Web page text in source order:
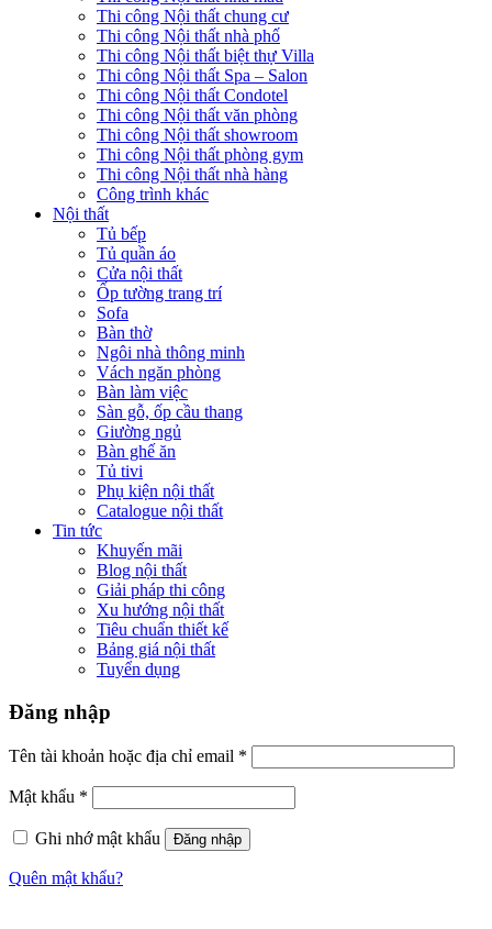
Thi công Nội thất chung cư
Thi công Nội thất nhà phố
Thi công Nội thất biệt thự Villa
Thi công Nội thất Spa – Salon
Thi công Nội thất Condotel
Thi công Nội thất văn phòng
Thi công Nội thất showroom
Thi công Nội thất phòng gym
Thi công Nội thất nhà hàng
Công trình khác
Nội thất
Tủ bếp
Tủ quần áo
Cửa nội thất
Ốp tường trang trí
Sofa
Bàn thờ
Ngôi nhà thông minh
Vách ngăn phòng
Bàn làm việc
Sàn gỗ, ốp cầu thang
Giường ngủ
Bàn ghế ăn
Tủ tivi
Phụ kiện nội thất
Catalogue nội thất
Tin tức
Khuyến mãi
Blog nội thất
Giải pháp thi công
Xu hướng nội thất
Tiêu chuẩn thiết kế
Bảng giá nội thất
Tuyển dụng
Đăng nhập
Tên tài khoản hoặc địa chỉ email *
Mật khẩu *
Ghi nhớ mật khẩu Đăng nhập
Quên mật khẩu?